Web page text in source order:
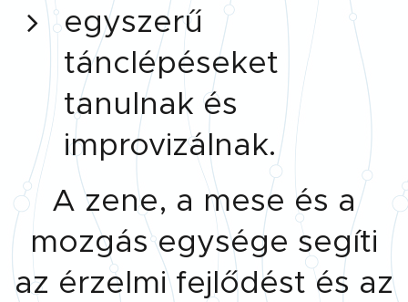
egyszerű
tánclépéseket
tanulnak és
improvizálnak.
A zene, a mese és a
mozgás egysége segíti
az érzelmi fejlődést és az